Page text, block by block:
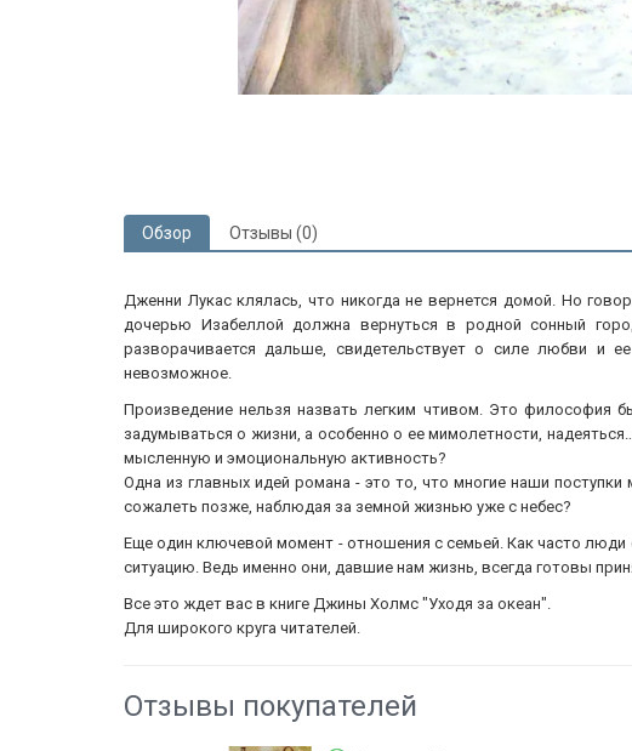
Обзор Отзывы (0)
Дженни Лукас клялась, что никогда не вернется домой. Но
дочерью Изабеллой должна вернуться в родной сонный
разворачивается дальше, свидетельствует о силе любви и
невозможное.
Произведение нельзя назвать легким чтивом. Это философия
задумываться о жизни, а особенно о ее мимолетности,
мысленную и эмоциональную активность?
Одна из главных идей романа - это то, что многие наши
сожалеть позже, наблюдая за земной жизнью уже с небес?
Еще один ключевой момент - отношения с семьей. Как часто
ситуацию. Ведь именно они, давшие нам жизнь, всегда готовы
Все это ждет вас в книге Джины Холмс "Уходя за океан".
Для широкого круга читателей.
Отзывы покупателей